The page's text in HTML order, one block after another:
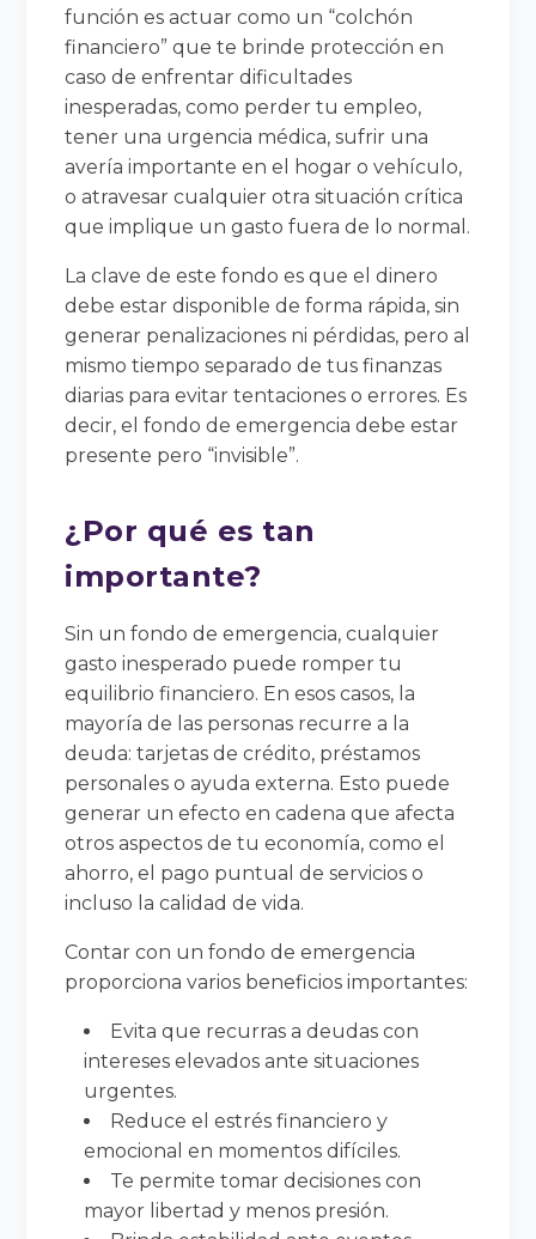
función es actuar como un “colchón
financiero” que te brinde protección en
caso de enfrentar dificultades
inesperadas, como perder tu empleo,
tener una urgencia médica, sufrir una
avería importante en el hogar o vehículo,
o atravesar cualquier otra situación crítica
que implique un gasto fuera de lo normal.
La clave de este fondo es que el dinero
debe estar disponible de forma rápida, sin
generar penalizaciones ni pérdidas, pero al
mismo tiempo separado de tus finanzas
diarias para evitar tentaciones o errores. Es
decir, el fondo de emergencia debe estar
presente pero “invisible”.
¿Por qué es tan
importante?
Sin un fondo de emergencia, cualquier
gasto inesperado puede romper tu
equilibrio financiero. En esos casos, la
mayoría de las personas recurre a la
deuda: tarjetas de crédito, préstamos
personales o ayuda externa. Esto puede
generar un efecto en cadena que afecta
otros aspectos de tu economía, como el
ahorro, el pago puntual de servicios o
incluso la calidad de vida.
Contar con un fondo de emergencia
proporciona varios beneficios importantes:
Evita que recurras a deudas con
intereses elevados ante situaciones
urgentes.
Reduce el estrés financiero y
emocional en momentos difíciles.
Te permite tomar decisiones con
mayor libertad y menos presión.